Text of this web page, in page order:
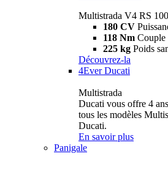
Multistrada V4 RS 100
180 CV
118 Nm Couple
225 kg Poids
Découvrez-la
4Ever Ducati
Multistrada
Ducati vous offre 4
tous les modèles
Ducati.
En savoir plus
Panigale